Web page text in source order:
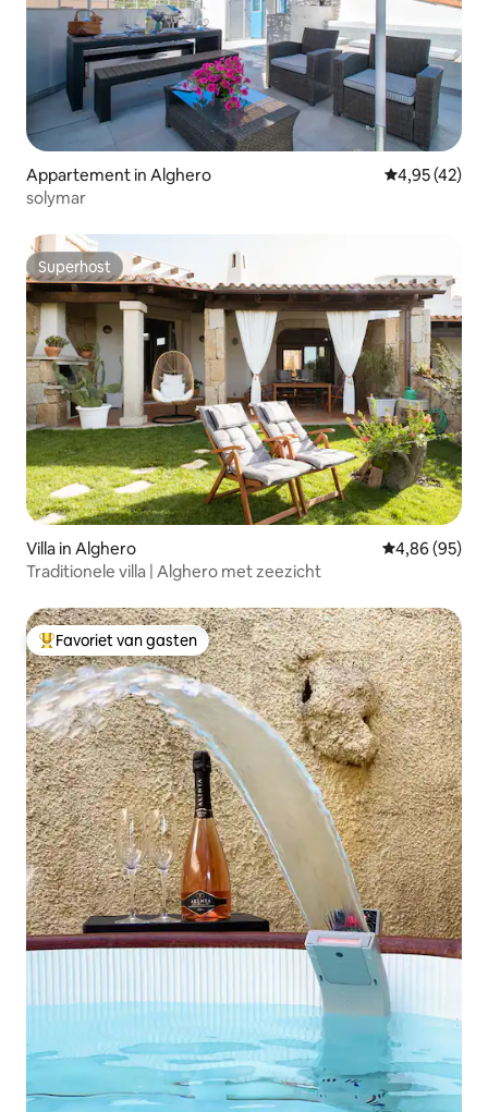
Appartement in Alghero Gemiddelde
4,95 (42)
solymar
Superhost
Superhost
Villa in Alghero Gemiddelde
4,86 (95)
Traditionele villa | Alghero met zeezicht
Topfavoriet van gasten
Favoriet van gasten